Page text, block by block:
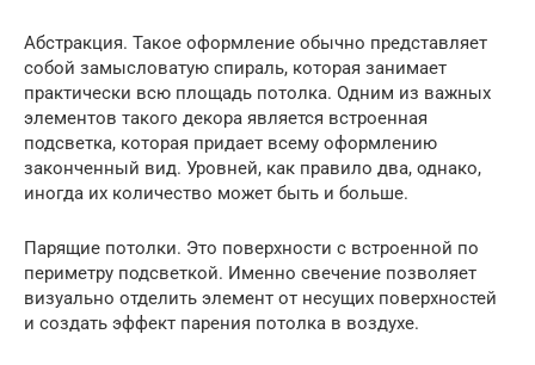
Абстракция. Такое оформление обычно представляет
собой замысловатую спираль, которая занимает
практически всю площадь потолка. Одним из важных
элементов такого декора является встроенная
подсветка, которая придает всему оформлению
законченный вид. Уровней, как правило два, однако,
иногда их количество может быть и больше.
Парящие потолки. Это поверхности с встроенной по
периметру подсветкой. Именно свечение позволяет
визуально отделить элемент от несущих поверхностей
и создать эффект парения потолка в воздухе.